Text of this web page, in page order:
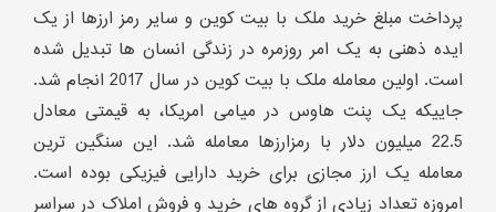
پرداخت مبلغ خرید ملک با بیت کوین و سایر رمز ارزها از یک
ایده ذهنی به یک امر روزمره در زندگی انسان ها تبدیل شده
است. اولین معامله ملک با بیت کوین در سال 2017 انجام شد.
جاییکه یک پنت هاوس در میامی امریکا، به قیمتی معادل
22.5 میلیون دلار با رمزارزها معامله شد. این سنگین ترین
معامله یک ارز مجازی برای خرید دارایی فیزیکی بوده است.
امروزه تعداد زیادی از گروه های خرید و فروش املاک در سراسر